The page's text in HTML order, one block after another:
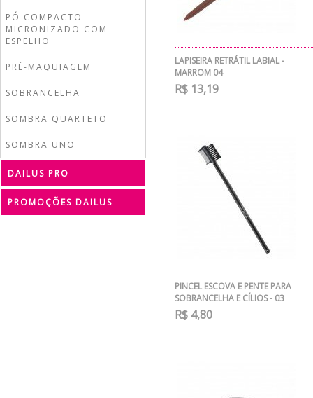
PÓ COMPACTO
MICRONIZADO COM
ESPELHO
PRÉ-MAQUIAGEM
SOBRANCELHA
SOMBRA QUARTETO
SOMBRA UNO
DAILUS PRO
PROMOÇÕES DAILUS
LAPISEIRA RETRÁTIL LABIAL -
MARROM 04
R$ 13,19
PINCEL ESCOVA E PENTE PARA
SOBRANCELHA E CÍLIOS - 03
R$ 4,80